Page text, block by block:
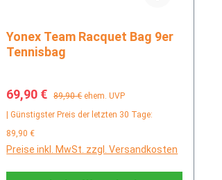
Yonex Team Racquet Bag 9er
Tennisbag
Verkaufspreis:
69,90 € Regulärer Preis:
89,90 € ehem. UVP
| Günstigster Preis der letzten 30 Tage:
89,90 €
Preise inkl. MwSt. zzgl. Versandkosten